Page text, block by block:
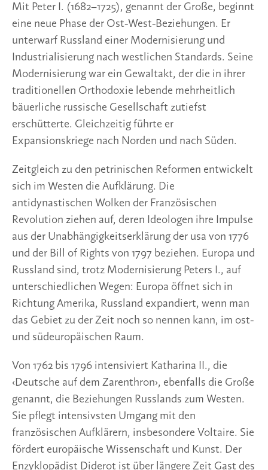
Mit Peter I. (1682–1725), genannt der Große, beginnt
eine neue Phase der Ost-West-Beziehungen. Er
unterwarf Russland einer Modernisierung und
Industrialisierung nach westlichen Standards. Seine
Modernisierung war ein Gewaltakt, der die in ihrer
traditionellen Orthodoxie lebende mehrheitlich
bäuerliche russische Gesellschaft zutiefst
erschütterte. Gleichzeitig führte er
Expansionskriege nach Norden und nach Süden.
Zeitgleich zu den petrinischen Reformen entwickelt
sich im Westen die Aufklärung. Die
antidynastischen Wolken der Französischen
Revolution ziehen auf, deren Ideologen ihre Impulse
aus der Unabhängigkeitserklärung der usa von 1776
und der Bill of Rights von 1797 beziehen. Europa und
Russland sind, trotz Modernisierung Peters I., auf
unterschiedlichen Wegen: Europa öffnet sich in
Richtung Amerika, Russland expandiert, wenn man
das Gebiet zu der Zeit noch so nennen kann, im ost-
und südeuropäischen Raum.
Von 1762 bis 1796 intensiviert Katharina II., die
‹Deutsche auf dem Zarenthron›, ebenfalls die Große
genannt, die Beziehungen Russlands zum Westen.
Sie pflegt intensivsten Umgang mit den
französischen Aufklärern, insbesondere Voltaire. Sie
fördert europäische Wissenschaft und Kunst. Der
Enzyklopädist Diderot ist über längere Zeit Gast des